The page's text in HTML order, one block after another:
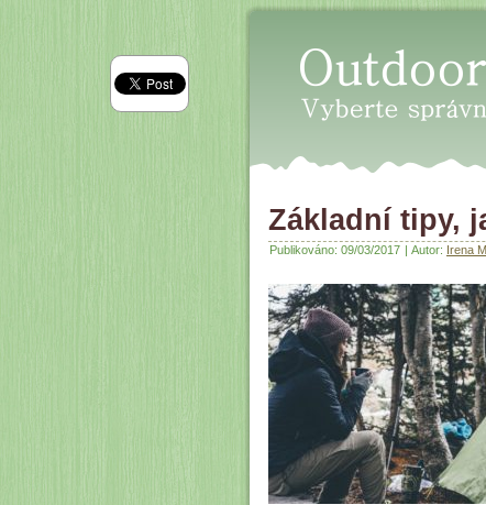
Oudoor
Základní tipy,
Publikováno: 09/03/2017 | Autor: Irena